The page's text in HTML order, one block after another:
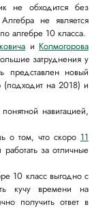
не обходится без
не является
алгебре 10 класса.
и Колмогорова
затруднения у
представлен новый
на 2018) и
навигацией,
о том, что скоро 11
работать за отличные
10 класс выгодно с
кучу времени на
получить ответ в